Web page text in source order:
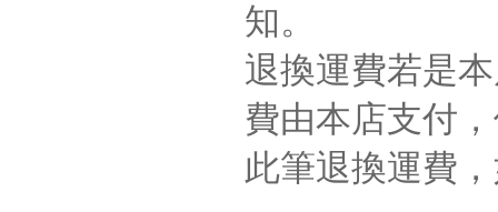
知。
退換運費若是
費由本店支付
此筆退換運費